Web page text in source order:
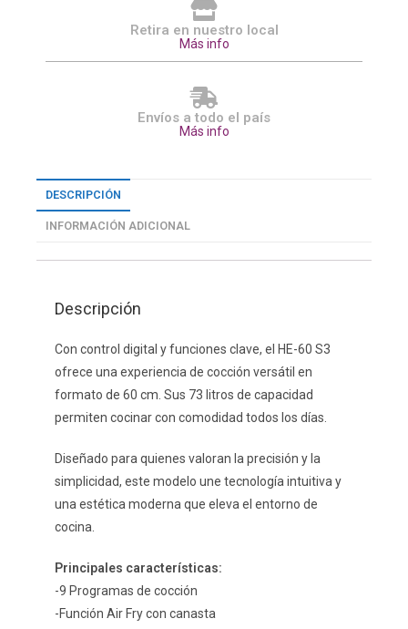
Retira en nuestro local
Más info
Envíos a todo el país
Más info
DESCRIPCIÓN
INFORMACIÓN ADICIONAL
Descripción
Con control digital y funciones clave, el HE-60 S3
ofrece una experiencia de cocción versátil en
formato de 60 cm. Sus 73 litros de capacidad
permiten cocinar con comodidad todos los días.
Diseñado para quienes valoran la precisión y la
simplicidad, este modelo une tecnología intuitiva y
una estética moderna que eleva el entorno de
cocina.
Principales características:
-9 Programas de cocción
-Función Air Fry con canasta